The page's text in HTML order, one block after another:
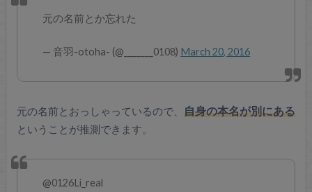
元の名前とか忘れた
— 音羽-otoha- (@_______0108) March 20, 2016
元の名前とおっしゃっているので、 自身の本名が別にある
ということが推測できます。
@0126Li_real